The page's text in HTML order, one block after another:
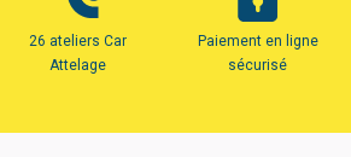
26 ateliers Car
Attelage
Paiement en ligne
sécurisé